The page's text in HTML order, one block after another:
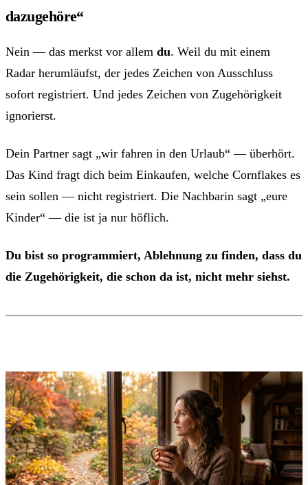
dazugehöre“
Nein — das merkst vor allem du. Weil du mit einem
Radar herumläufst, der jedes Zeichen von Ausschluss
sofort registriert. Und jedes Zeichen von Zugehörigkeit
ignorierst.
Dein Partner sagt „wir fahren in den Urlaub“ — überhört.
Das Kind fragt dich beim Einkaufen, welche Cornflakes es
sein sollen — nicht registriert. Die Nachbarin sagt „eure
Kinder“ — die ist ja nur höflich.
Du bist so programmiert, Ablehnung zu finden, dass du
die Zugehörigkeit, die schon da ist, nicht mehr siehst.